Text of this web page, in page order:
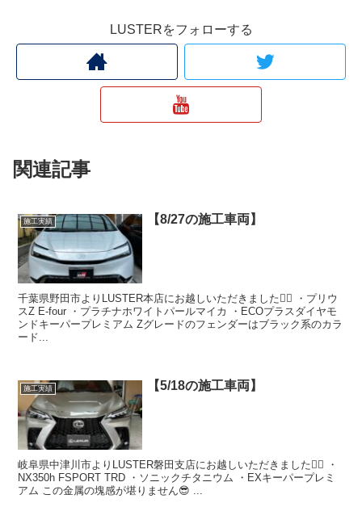
LUSTERをフォローする
関連記事
施工実績 【8/27の施工車両】
千葉県野田市よりLUSTER本店にお越しいただきました🙇‍♂️ ・プリウ
スZ E-four ・プラチナホワイトパールマイカ ・ECOプラスダイヤモ
ンドキーパープレミアム Zグレードのフェンダーはブラック系のカラ
ード...
施工実績 【5/18の施工車両】
岐阜県中津川市よりLUSTER磐田支店にお越しいただきました🙇‍♂️ ・
NX350h FSPORT TRD ・ソニックチタニウム ・EXキーパープレミ
アム この金属の塊感が堪りません😎 ...